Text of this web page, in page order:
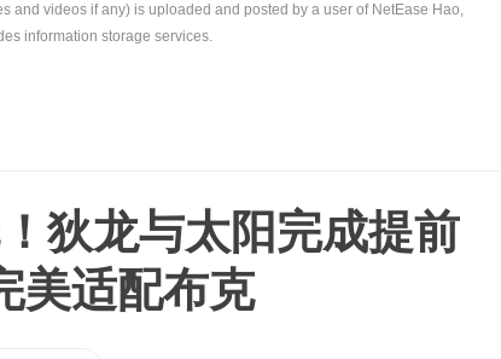
and videos if any) is uploaded and posted by a user of NetEase Hao,
information storage services.
狄龙与太阳完成提前
美适配布克